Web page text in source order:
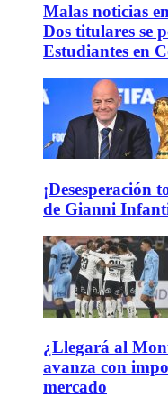
Malas noticias
Dos titulares se
Estudiantes en
de Gianni
¿Llegará al
avanza con
mercado